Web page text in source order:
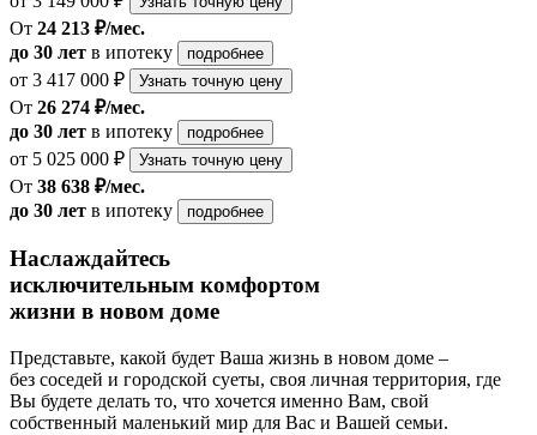
От 24 213 ₽/мес.
до 30 лет в ипотеку подробнее
от 3 417 000 ₽ Узнать точную цену
От 26 274 ₽/мес.
до 30 лет в ипотеку подробнее
от 5 025 000 ₽ Узнать точную цену
От 38 638 ₽/мес.
до 30 лет в ипотеку подробнее
Наслаждайтесь
исключительным комфортом
жизни в новом доме
Представьте, какой будет Ваша жизнь в новом доме –
без соседей и городской суеты, своя личная территория, где
Вы будете делать то, что хочется именно Вам, свой
собственный маленький мир для Вас и Вашей семьи.